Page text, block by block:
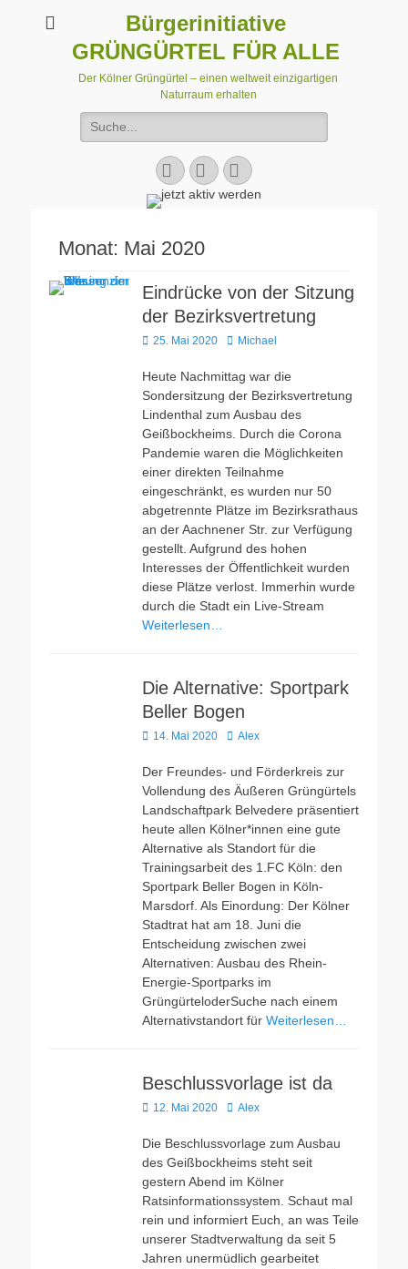
Bürgerinitiative
GRÜNGÜRTEL FÜR ALLE
Der Kölner Grüngürtel – einen weltweit einzigartigen
Naturraum erhalten
Suchen
nach:
Facebook
E-
Mail
Instagram
Monat: Mai 2020
Eindrücke von der Sitzung
der Bezirksvertretung
Veröffentlicht
25. Mai 2020 AutorMichael
Heute Nachmittag war die
Sondersitzung der Bezirksvertretung
Lindenthal zum Ausbau des
Geißbockheims. Durch die Corona
Pandemie waren die Möglichkeiten
einer direkten Teilnahme
eingeschränkt, es wurden nur 50
abgetrennte Plätze im Bezirksrathaus
an der Aachnener Str. zur Verfügung
gestellt. Aufgrund des hohen
Interesses der Öffentlichkeit wurden
diese Plätze verlost. Immerhin wurde
durch die Stadt ein Live-Stream
Weiterlesen…
Die Alternative: Sportpark
Beller Bogen
Veröffentlicht
14. Mai 2020 Autor
Alex
Der Freundes- und Förderkreis zur
Vollendung des Äußeren Grüngürtels
Landschaftpark Belvedere präsentiert
heute allen Kölner*innen eine gute
Alternative als Standort für die
Trainingsarbeit des 1.FC Köln: den
Sportpark Beller Bogen in Köln-
Marsdorf. Als Einordung: Der Kölner
Stadtrat hat am 18. Juni die
Entscheidung zwischen zwei
Alternativen: Ausbau des Rhein-
Energie-Sportparks im
GrüngürteloderSuche nach einem
Alternativstandort für Weiterlesen…
Beschlussvorlage ist da
Veröffentlicht
12. Mai 2020 Autor
Alex
Die Beschlussvorlage zum Ausbau
des Geißbockheims steht seit
gestern Abend im Kölner
Ratsinformationssystem. Schaut mal
rein und informiert Euch, an was Teile
unserer Stadtverwaltung da seit 5
Jahren unermüdlich gearbeitet